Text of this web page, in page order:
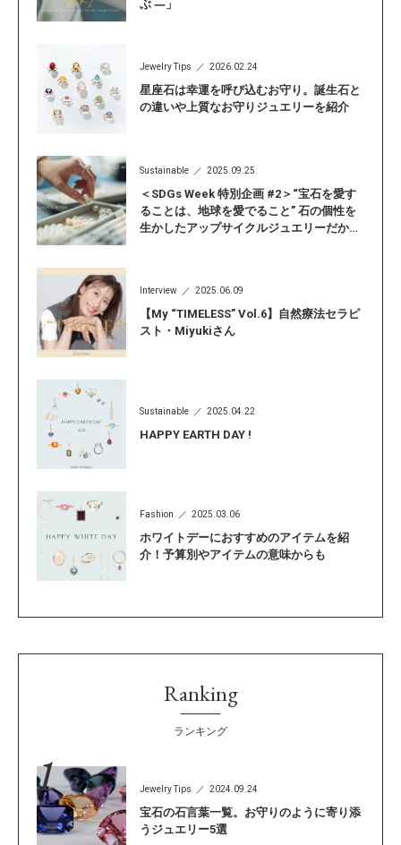
ぶ ―」
Jewelry Tips 2026.02.24
星座石は幸運を呼び込むお守り。誕生石と
の違いや上質なお守りジュエリーを紹介
Sustainable 2025.09.25
＜SDGs Week 特別企画 #2＞“宝石を愛す
ることは、地球を愛でること” 石の個性を
生かしたアップサイクルジュエリーだから
Interview 2025.06.09
【My “TIMELESS” Vol.6】自然療法セラピ
スト・Miyukiさん
Sustainable 2025.04.22
HAPPY EARTH DAY !
Fashion 2025.03.06
ホワイトデーにおすすめのアイテムを紹
介！予算別やアイテムの意味からも
Ranking
ランキング
Jewelry Tips 2024.09.24
宝石の石言葉一覧。お守りのように寄り添
うジュエリー5選